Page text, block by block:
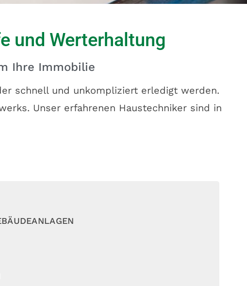
und Werterhaltung
Ihre Immobilie
schnell und unkompliziert erledigt werden.
Unser erfahrenen Haustechniker sind in